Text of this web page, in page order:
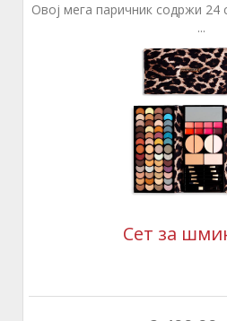
Овој мега паричник содржи 24
...
Сет за